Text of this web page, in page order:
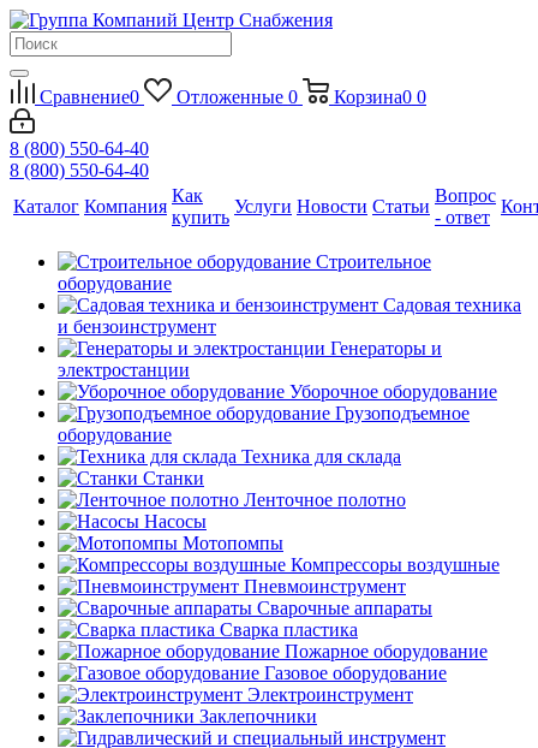
Сравнение0 Отложенные 0 Корзина0 0
8 (800) 550-64-40
8 (800) 550-64-40
Каталог Компания
Как
купить
Услуги Новости Статьи
Вопрос
- ответ
Строительное
оборудование
Садовая техника
и бензоинструмент
Генераторы и
электростанции
Уборочное оборудование
Грузоподъемное
оборудование
Техника для склада
Станки
Ленточное полотно
Насосы
Мотопомпы
Компрессоры воздушные
Пневмоинструмент
Сварочные аппараты
Сварка пластика
Пожарное оборудование
Газовое оборудование
Электроинструмент
Заклепочники